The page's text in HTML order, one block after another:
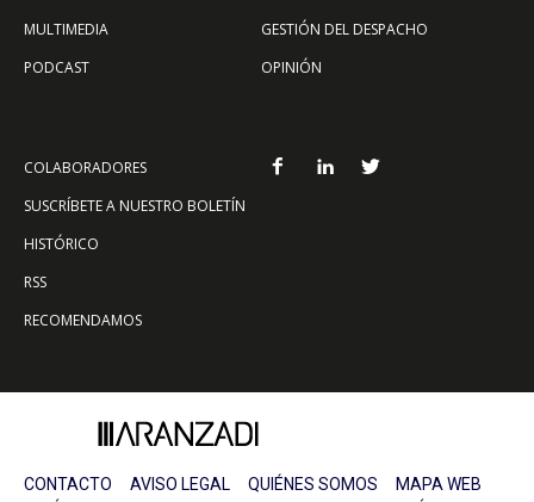
MULTIMEDIA
PODCAST
GESTIÓN DEL DESPACHO
OPINIÓN
COLABORADORES
SUSCRÍBETE A NUESTRO BOLETÍN
HISTÓRICO
RSS
RECOMENDAMOS
CONTACTO AVISO LEGAL QUIÉNES SOMOS
MAPA WEB